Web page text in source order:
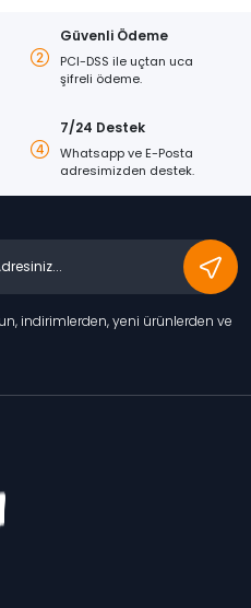
Güvenli Ödeme
PCI-DSS ile uçtan uca
şifreli ödeme.
7/24 Destek
Whatsapp ve E-Posta
adresimizden destek.
indirimlerden, yeni ürünlerden ve